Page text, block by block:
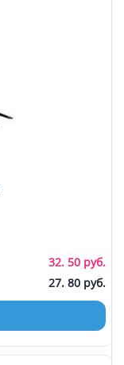
32. 50 руб.
27. 80 руб.